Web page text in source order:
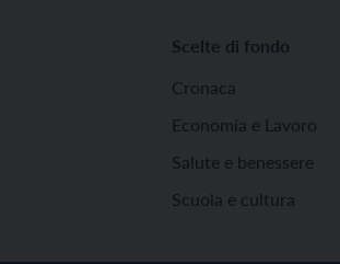
Scelte di fondo
Cronaca
Economia e Lavoro
Salute e benessere
Scuola e cultura